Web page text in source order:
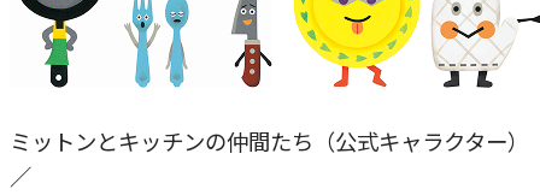
ミットンとキッチンの仲間たち（公式キャラクター）
／